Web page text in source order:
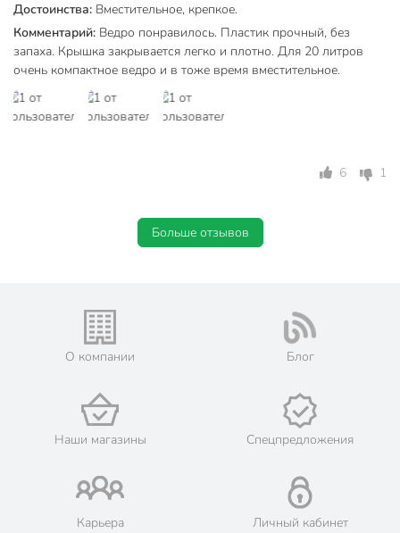
Достоинства: Вместительное, крепкое.
Комментарий: Ведро понравилось. Пластик прочный, без
запаха. Крышка закрывается легко и плотно. Для 20 литров
очень компактное ведро и в тоже время вместительное.
6 1
Больше отзывов
О компании Блог
Наши магазины Спецпредложения
Карьера Личный кабинет